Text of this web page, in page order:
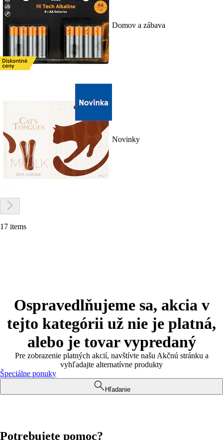
Domov a zábava
Novinky
17 items
Ospravedlňujeme sa, akcia v
tejto kategórii už nie je platná,
alebo je tovar vypredaný
Pre zobrazenie platných akcií, navštívte našu Akčnú stránku a
vyhľadajte alternatívne produkty
Špeciálne ponuky
Hľadanie
Potrebujete pomoc?